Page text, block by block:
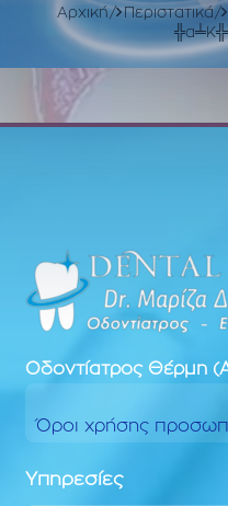
Αρχική Περιστατικά
Οδοντίατρος Θέρμη
Όροι χρήσης
Υπηρεσίες